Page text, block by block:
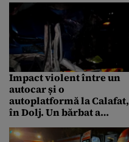
și o sumă mare de bani
Impact violent între un
autocar și o
autoplatformă la Calafat,
în Dolj. Un bărbat a
la spital